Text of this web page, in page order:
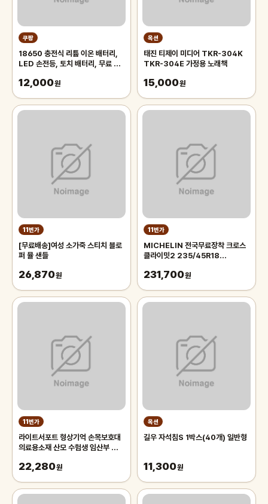
쿠팡
18650 충전식 리튬 이온 배터리,
LED 손전등, 토치 배터리, 무료 배
12,000원
옥션
태진 티제이 미디어 TKR-304K
TKR-304E 가정용 노래책
15,000원
11번가
[무료배송]여성 소가죽 스티치 블로
퍼 뮬 샌들
26,870원
11번가
MICHELIN 전국무료장착 크로스
클라이밋2 235/45R18
231,700원
11번가
라이트서포트 형상기억 손목보호대
의료용소재 산모 수험생 임산부 육아
22,280원
옥션
길우 자석침S 1박스(40개) 일반형
11,300원